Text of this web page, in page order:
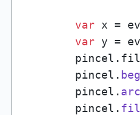
var x =
var y =
        pincel.
        pincel.
        pincel.
arc
        pincel.